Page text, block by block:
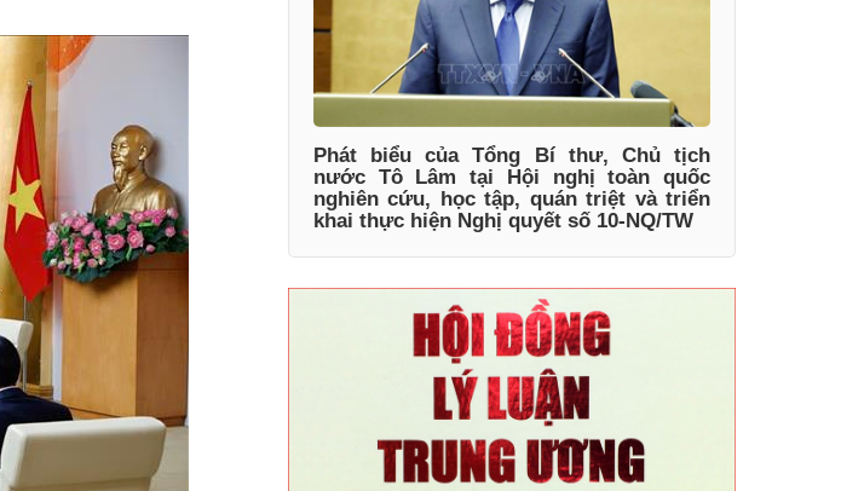
Phát biểu của Tổng Bí thư, Chủ tịch
nước Tô Lâm tại Hội nghị toàn quốc
nghiên cứu, học tập, quán triệt và triển
khai thực hiện Nghị quyết số 10-NQ/TW